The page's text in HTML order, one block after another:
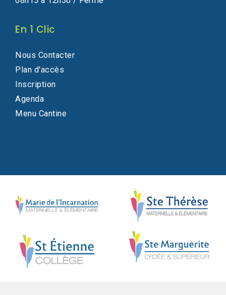
En 1 Clic
Nous Contacter
Plan d'accès
Inscription
Agenda
Menu Cantine